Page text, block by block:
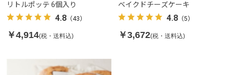
リトルポッテ 6個入り
4.8 （43）
￥4,914(税・送料込)
ベイクドチーズケーキ
4.8（5）
￥3,672(税・送料込)